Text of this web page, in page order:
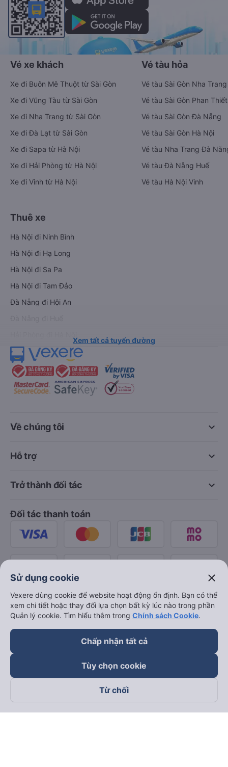
Vé xe khách
Xe đi Buôn Mê Thuột từ Sài Gòn
Xe đi Vũng Tàu từ Sài Gòn
Xe đi Nha Trang từ Sài Gòn
Xe đi Đà Lạt từ Sài Gòn
Xe đi Sapa từ Hà Nội
Xe đi Hải Phòng từ Hà Nội
Xe đi Vinh từ Hà Nội
Vé tàu hỏa
Vé tàu Sài Gòn Nha Trang
Vé tàu Sài Gòn Phan Thiết
Vé tàu Sài Gòn Đà Nẵng
Vé tàu Sài Gòn Hà Nội
Vé tàu Nha Trang Đà
Vé tàu Đà Nẵng Huế
Vé tàu Hà Nội Vinh
Thuê xe
Hà Nội đi Ninh Bình
Hà Nội đi Hạ Long
Hà Nội đi Sa Pa
Hà Nội đi Tam Đảo
Đà Nẵng đi Hội An
Xem tất cả tuyến đường
keyboard_arrow_down
Về chúng tôi
keyboard_arrow_down
Hỗ trợ
keyboard_arrow_down
Trở thành đối tác
Đối tác thanh toán
Sử dụng cookie close
Vexere dùng cookie để website hoạt động ổn định. Bạn có thể
xem chi tiết hoặc thay đổi lựa chọn bất kỳ lúc nào trong phần
Quản lý cookie. Tìm hiểu thêm trong Chính sách Cookie.
Chấp nhận tất cả
Tùy chọn cookie
Từ chối